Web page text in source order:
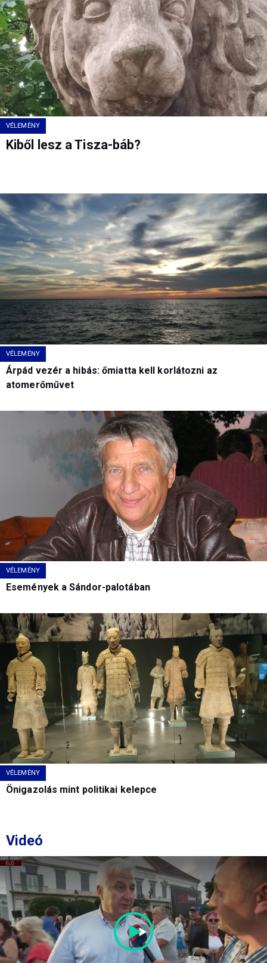
VÉLEMÉNY
Kiből lesz a Tisza-báb?
VÉLEMÉNY
Árpád vezér a hibás: őmiatta kell korlátozni az
atomerőművet
VÉLEMÉNY
Események a Sándor-palotában
VÉLEMÉNY
Önigazolás mint politikai kelepce
Videó